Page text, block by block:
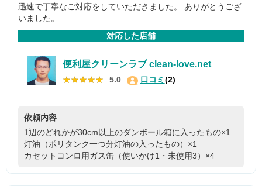
迅速で丁寧なご対応をしていただきました。 ありがとうござ
いました。
対応した店舗
便利屋クリーンラブ clean-love.net
★★★★★
★★★★★ 5.0 口コミ(2)
依頼内容
1辺のどれかが30cm以上のダンボール箱に入ったもの×1
灯油（ポリタンク一つ分灯油の入ったもの）×1
カセットコンロ用ガス缶（使いかけ1・未使用3）×4